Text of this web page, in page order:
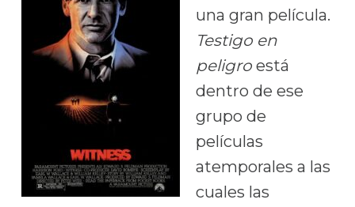
una gran película.
Testigo en
peligroestá
dentro de ese
grupo de
películas
atemporales a las
cuales las